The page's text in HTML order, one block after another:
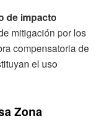
de impacto
mitigación por los
compensatoria de
el uso
Zona